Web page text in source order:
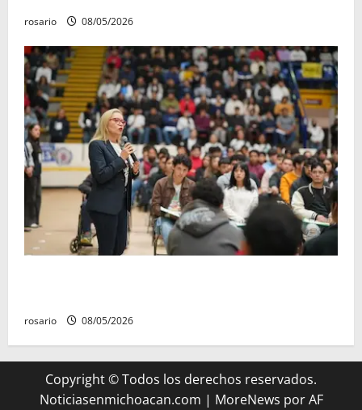
rosario 08/05/2026
rosario 08/05/2026
Copyright © Todos los derechos reservados.
Noticiasenmichoacan.com | MoreNews por AF